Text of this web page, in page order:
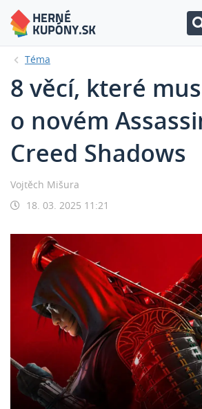
Téma
8 věcí, které
o novém
Creed Shadows
Vojtěch Mišura
18. 03. 2025 11:21